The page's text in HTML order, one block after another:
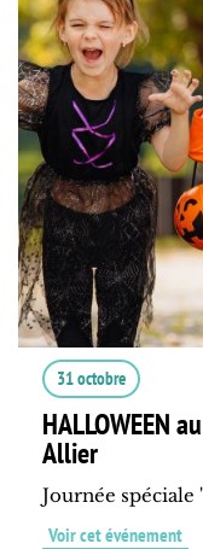
31 octobre
HALLOWEEN
Allier
Journée
Voir cet événement